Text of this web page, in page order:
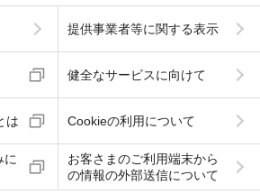
提供事業者等に関する表示
健全なサービスに向けて
は Cookieの利用について
に
お客さまのご利用端末から
の情報の外部送信について